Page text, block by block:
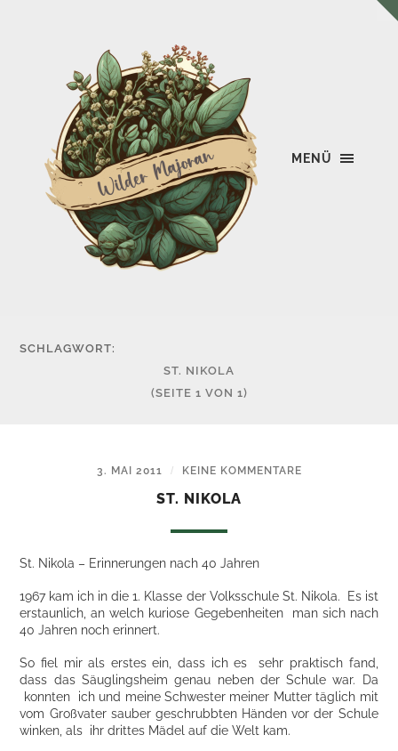
MENÜ
SCHLAGWORT:
ST. NIKOLA
(SEITE 1 VON 1)
3. MAI 2011 / KEINE KOMMENTARE
ST. NIKOLA
St. Nikola – Erinnerungen nach 40 Jahren
1967 kam ich in die 1. Klasse der Volksschule St. Nikola. Es ist
erstaunlich, an welch kuriose Gegebenheiten man sich nach
40 Jahren noch erinnert.
So fiel mir als erstes ein, dass ich es sehr praktisch fand,
dass das Säuglingsheim genau neben der Schule war. Da
konnten ich und meine Schwester meiner Mutter täglich mit
vom Großvater sauber geschrubbten Händen vor der Schule
winken, als ihr drittes Mädel auf die Welt kam.